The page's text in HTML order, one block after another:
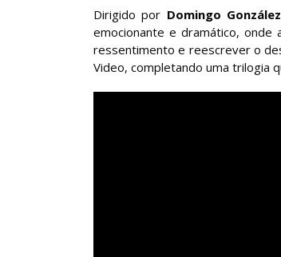
Dirigido por Domingo González
emocionante e dramático,
ressentimento e reescrever o
Video, completando uma trilogia